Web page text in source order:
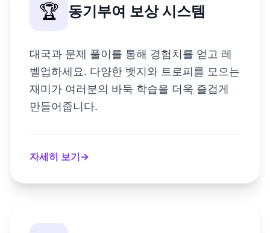
🏆 동기부여 보상 시스템
대국과 문제 풀이를 통해 경험치를 얻고 레
벨업하세요. 다양한 뱃지와 트로피를 모으는
재미가 여러분의 바둑 학습을 더욱 즐겁게
만들어줍니다.
자세히 보기 →